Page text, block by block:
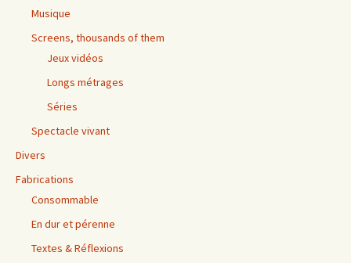
Musique
Screens, thousands of them
Jeux vidéos
Longs métrages
Séries
Spectacle vivant
Divers
Fabrications
Consommable
En dur et pérenne
Textes & Réflexions